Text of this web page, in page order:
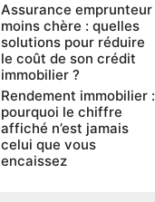
Assurance emprunteur
moins chère : quelles
solutions pour réduire
le coût de son crédit
immobilier ?
Rendement immobilier :
pourquoi le chiffre
affiché n’est jamais
celui que vous
encaissez